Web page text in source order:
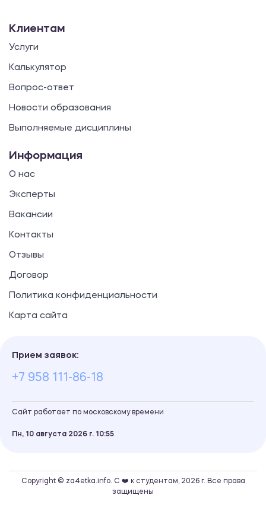
Клиентам
Услуги
Калькулятор
Вопрос-ответ
Новости образования
Выполняемые дисциплины
Информация
О нас
Эксперты
Вакансии
Контакты
Отзывы
Договор
Политика конфиденциальности
Карта сайта
Прием заявок:
+7 958 111-86-18
Сайт работает по московскому времени
Пн, 10 августа 2026 г. 10 55
Copyright © za4etka.info. С ❤️ к студентам, 2026 г. Все права
защищены